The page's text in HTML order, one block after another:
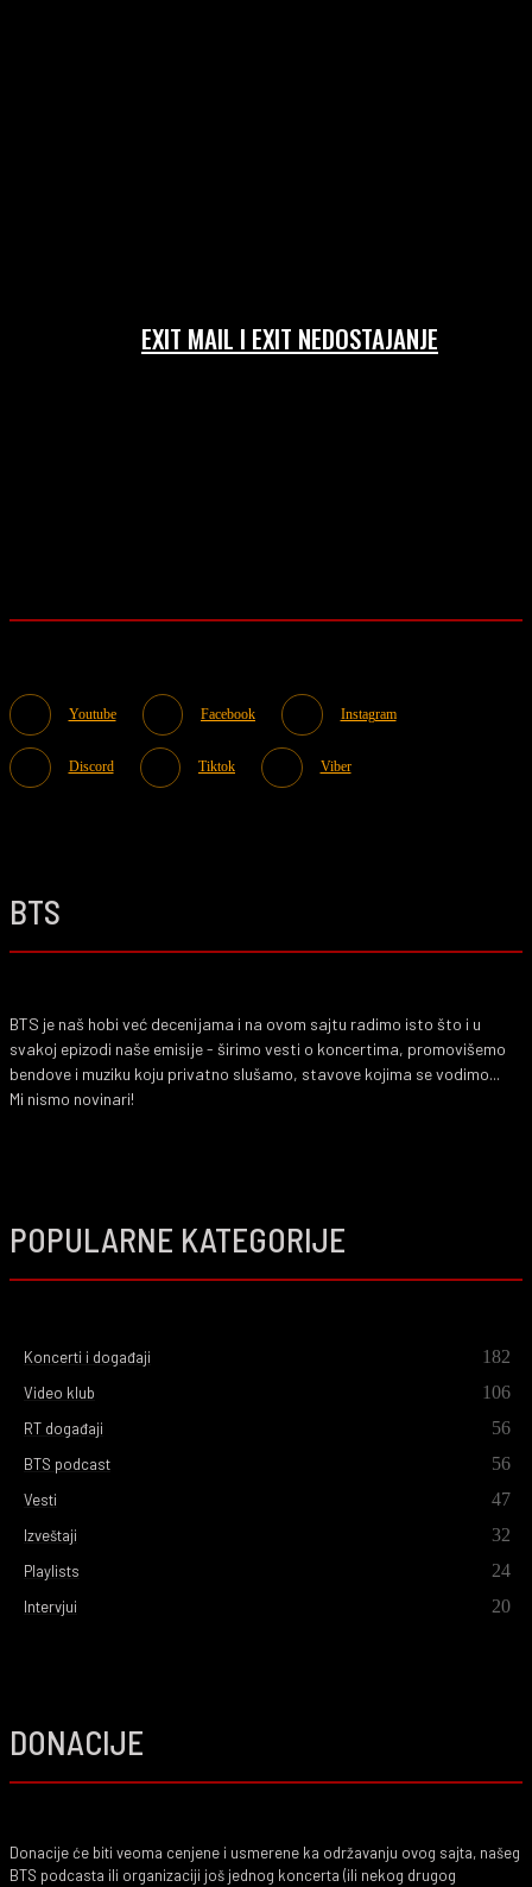
EXIT MAIL I EXIT NEDOSTAJANJE
Youtube Facebook Instagram
Discord Tiktok Viber
BTS
BTS je naš hobi već decenijama i na ovom sajtu radimo isto što i u
svakoj epizodi naše emisije - širimo vesti o koncertima, promovišemo
bendove i muziku koju privatno slušamo, stavove kojima se vodimo...
Mi nismo novinari!
POPULARNE KATEGORIJE
Koncerti i događaji 182
Video klub 106
RT događaji 56
BTS podcast 56
Vesti 47
Izveštaji 32
Playlists 24
Intervjui 20
DONACIJE
Donacije će biti veoma cenjene i usmerene ka održavanju ovog sajta, našeg
BTS podcasta ili organizaciji još jednog koncerta (ili nekog drugog